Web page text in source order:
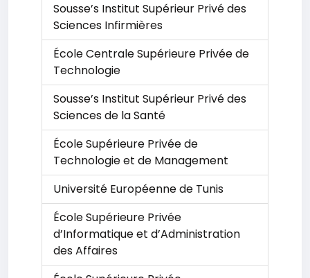
Sousse’s Institut Supérieur Privé des
Sciences Infirmières
École Centrale Supérieure Privée de
Technologie
Sousse’s Institut Supérieur Privé des
Sciences de la Santé
École Supérieure Privée de
Technologie et de Management
Université Européenne de Tunis
École Supérieure Privée
d’Informatique et d’Administration
des Affaires